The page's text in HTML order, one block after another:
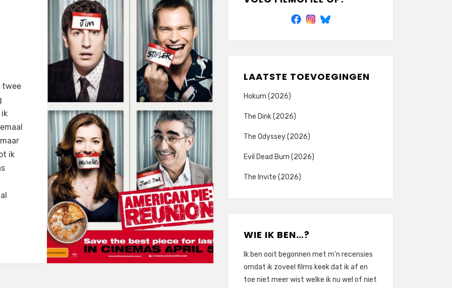
twee
ik
LAATSTE TOEVOEGINGEN
Hokum (2026)
The Dink (2026)
The Odyssey (2026)
Evil Dead Burn (2026)
The Invite (2026)
WIE IK BEN…?
Ik ben ooit begonnen met m’n recensies
omdat ik zoveel films keek dat ik af en
toe niet meer wist welke ik nu wel of niet